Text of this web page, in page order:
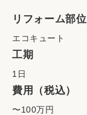
リフォーム部位
エコキュート
工期
1日
費用（税込）
〜100万円